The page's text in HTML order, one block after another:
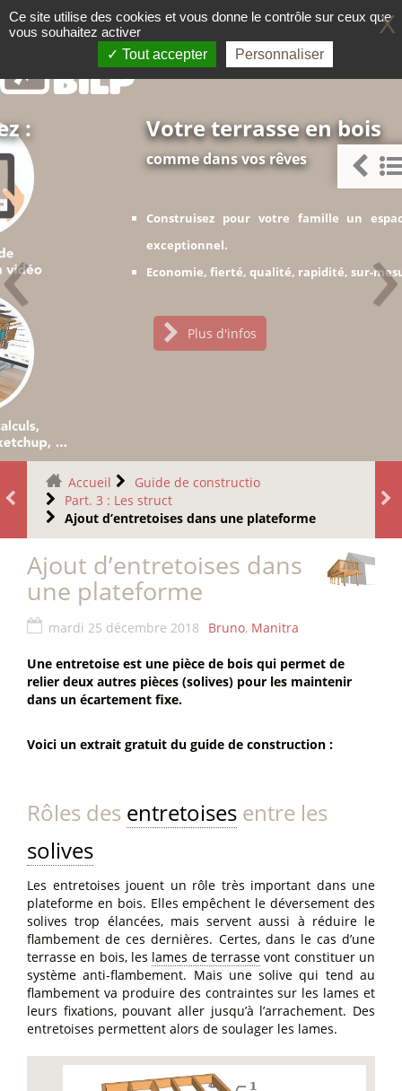
Le guide pour faire comme un
TERRASSE BOIS
Votre terrasse en bois
comme dans vos rêves
Construisez pour votre famille un espace de vie
Economie, fierté, qualité, rapidité, sur-mesure.
‹ ›
Accueil
Guide de constructio
Part. 3 : Les struct
Ajout d’entretoises dans une plateforme
Ajout d’entretoises dans
une plateforme
mardi 25 décembre 2018 Bruno, Manitra
Une entretoise est une pièce de bois qui permet de
relier deux autres pièces (solives) pour les maintenir
dans un écartement fixe.
Voici un extrait gratuit du guide de construction :
Rôles des entretoises entre les
solives
Les entretoises jouent un rôle très important dans une
plateforme en bois. Elles empêchent le déversement des
solives trop élancées, mais servent aussi à réduire le
flambement de ces dernières. Certes, dans le cas d’une
terrasse en bois, les lames de terrasse vont constituer un
système anti-flambement. Mais une solive qui tend au
flambement va produire des contraintes sur les lames et
leurs fixations, pouvant aller jusqu’à l’arrachement. Des
entretoises permettent alors de soulager les lames.
Panneau de gestion des cookies
Ce site utilise des cookies et vous donne le contrôle sur ceux que
vous souhaitez activer
Tout accepter
Personnaliser
X